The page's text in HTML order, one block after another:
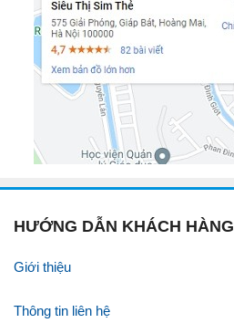
HƯỚNG DẪN KHÁCH HÀNG
Giới thiệu
Thông tin liên hệ